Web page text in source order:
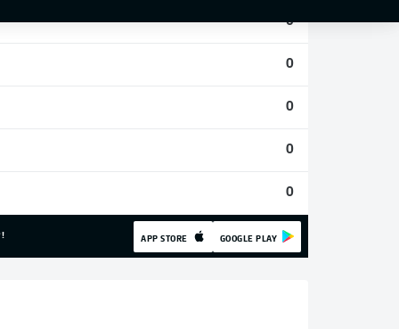
0
0
0
0
0
APP STORE GOOGLE PLAY